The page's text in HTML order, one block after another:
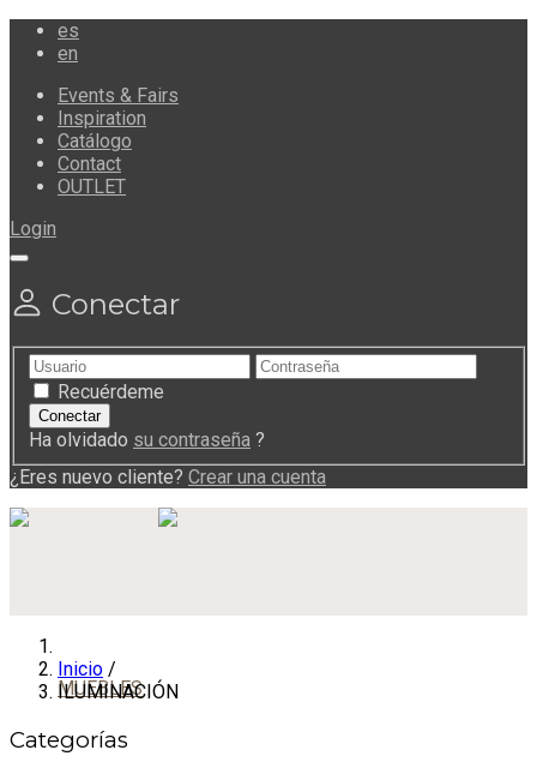
es
en
Events & Fairs
Inspiration
Catálogo
Contact
OUTLET
Login
Conectar
Recuérdeme
Ha olvidado su contraseña ?
¿Eres nuevo cliente? Crear una cuenta
MUEBLES
Inicio /
ILUMINACIÓN
Categorías